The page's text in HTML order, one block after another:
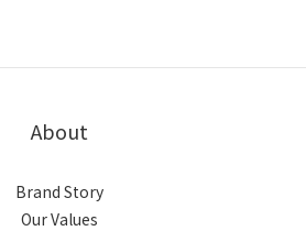
About
Brand Story
Our Values